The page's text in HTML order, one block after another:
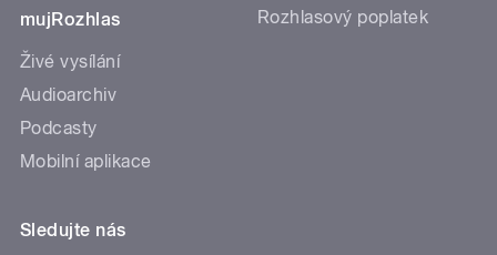
mujRozhlas
Živé vysílání
Audioarchiv
Podcasty
Mobilní aplikace
Rozhlasový poplatek
Sledujte nás